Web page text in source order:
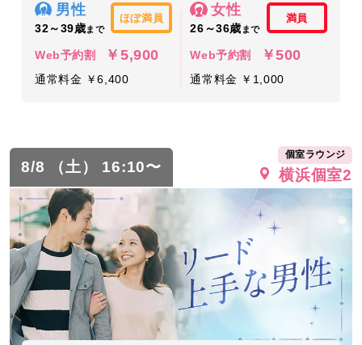
男性
32～39歳まで
ほぼ満員
Web予約割 ￥5,900
通常料金 ￥6,400
女性
26～36歳 まで
満員
Web予約割 ￥500
通常料金 ￥1,000
8/8 （土） 16:10〜
個室ラウンジ
横浜個室2